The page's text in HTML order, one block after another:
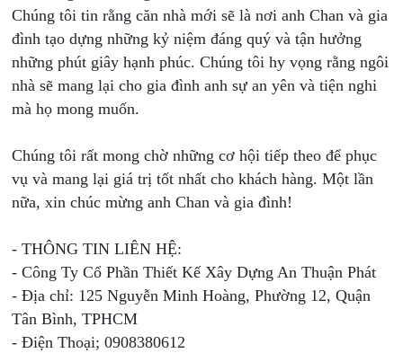
Chúng tôi tin rằng căn nhà mới sẽ là nơi anh Chan và gia
đình tạo dựng những kỷ niệm đáng quý và tận hưởng
những phút giây hạnh phúc. Chúng tôi hy vọng rằng ngôi
nhà sẽ mang lại cho gia đình anh sự an yên và tiện nghi
mà họ mong muốn.
Chúng tôi rất mong chờ những cơ hội tiếp theo để phục
vụ và mang lại giá trị tốt nhất cho khách hàng. Một lần
nữa, xin chúc mừng anh Chan và gia đình!
- THÔNG TIN LIÊN HỆ:
- Công Ty Cổ Phần Thiết Kế Xây Dựng An Thuận Phát
- Địa chỉ: 125 Nguyễn Minh Hoàng, Phường 12, Quận
Tân Bình, TPHCM
- Điện Thoại; 0908380612